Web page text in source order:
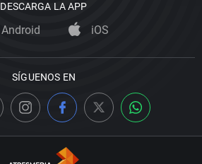
DESCARGA LA APP
Android iOS
SÍGUENOS EN